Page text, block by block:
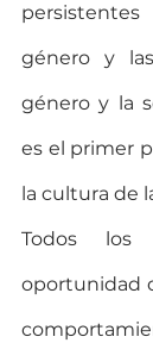
género y
género y la
es el primer
la cultura de
Todos
oportunidad